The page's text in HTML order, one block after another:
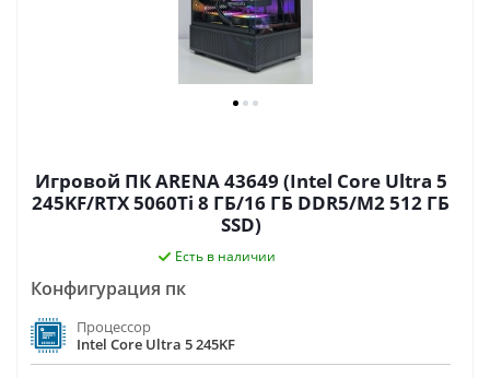
Игровой ПК ARENA 43649 (Intel Core Ultra 5
245KF/RTX 5060Ti 8 ГБ/16 ГБ DDR5/M2 512 ГБ
SSD)
Есть в наличии
Конфигурация пк
Процессор
Intel Core Ultra 5 245KF